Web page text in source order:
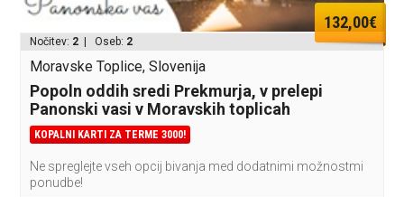
132,00€
Nočitev: 2 | Oseb: 2
Moravske Toplice, Slovenija
Popoln oddih sredi Prekmurja, v prelepi
Panonski vasi v Moravskih toplicah
KOPALNI KARTI ZA TERME 3000!
Ne spreglejte vseh opcij bivanja med dodatnimi možnostmi
ponudbe!